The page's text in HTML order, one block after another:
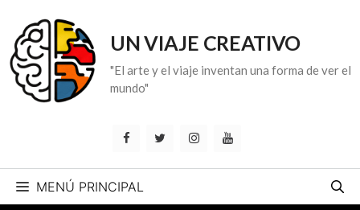
contenido
UN VIAJE CREATIVO
"El arte y el viaje inventan una forma de ver el
mundo"
MENÚ PRINCIPAL